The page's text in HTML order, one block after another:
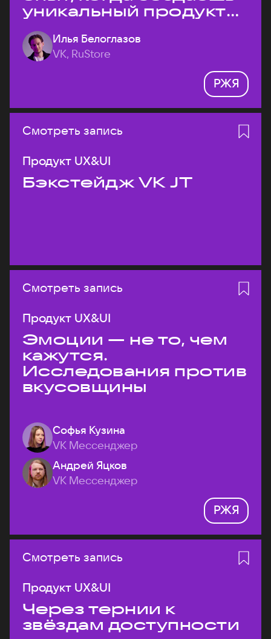
уникальный продукт
на рынке?
Илья Белоглазов
VK, RuStore
РЖЯ
Смотреть запись
Продукт UX&UI
Бэкстейдж VK JT
Смотреть запись
Продукт UX&UI
Эмоции — не то, чем
кажутся.
Исследования против
вкусовщины
Софья Кузина
VK Мессенджер
Андрей Яцков
VK Мессенджер
РЖЯ
Смотреть запись
Продукт UX&UI
Через тернии к
звёздам доступности